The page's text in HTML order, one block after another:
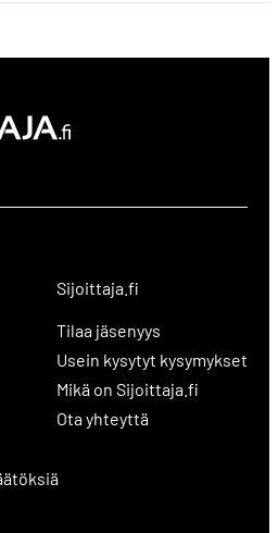
Sijoittaja.fi
Tilaa jäsenyys
Usein kysytyt kysymykset
Mikä on Sijoittaja.fi
Ota yhteyttä